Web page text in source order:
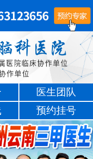
医生团队
预约挂号